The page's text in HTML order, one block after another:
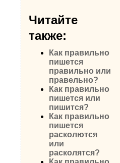
Читайте
также:
Как правильно
пишется
правильно или
правельно?
Как правильно
пишется или
пишится?
Как правильно
пишется
расколются
или
расколятся?